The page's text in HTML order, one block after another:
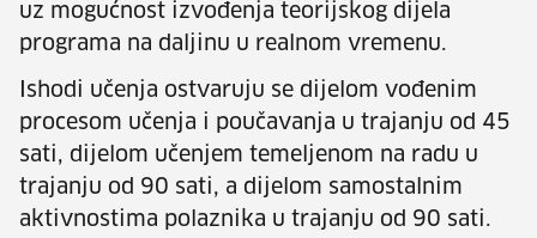
uz mogućnost izvođenja teorijskog dijela
programa na daljinu u realnom vremenu.
Ishodi učenja ostvaruju se dijelom vođenim
procesom učenja i poučavanja u trajanju od 45
sati, dijelom učenjem temeljenom na radu u
trajanju od 90 sati, a dijelom samostalnim
aktivnostima polaznika u trajanju od 90 sati.